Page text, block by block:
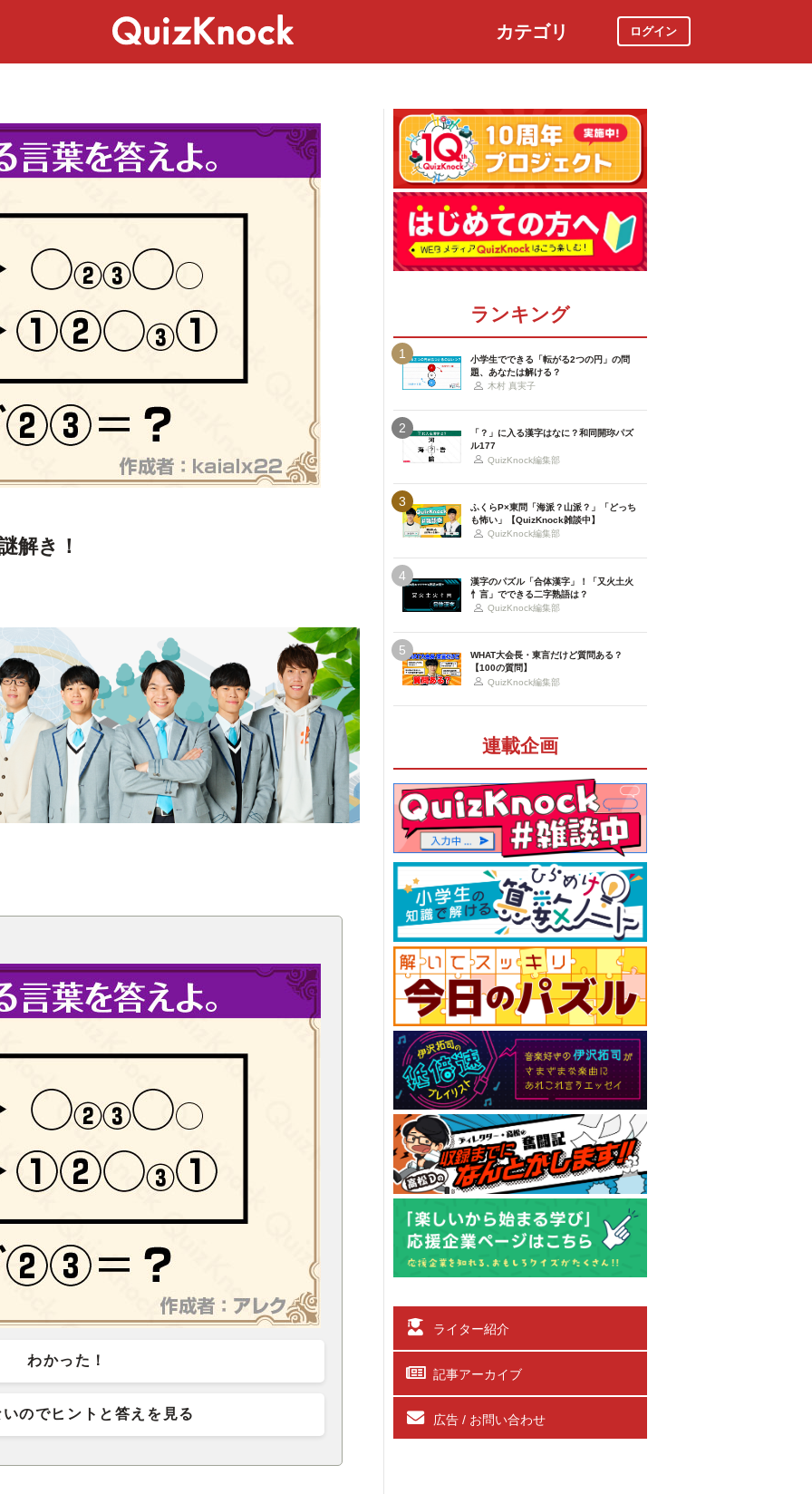
カテゴリ ログイン
解き！
わかった！
のでヒントと答えを見る
ランキング
1
小学生でできる「転がる2つの円」の問
題、あなたは解ける？
木村 真実子
2
「？」に入る漢字はなに？和同開珎パズ
ル177
QuizKnock編集部
3
ふくらP×東問「海派？山派？」「どっち
も怖い」【QuizKnock雑談中】
QuizKnock編集部
4
漢字のパズル「合体漢字」！「又火土火
忄言」でできる二字熟語は？
QuizKnock編集部
5
WHAT大会長・東言だけど質問ある？
【100の質問】
QuizKnock編集部
連載企画
ライター紹介
記事アーカイブ
広告 / お問い合わせ